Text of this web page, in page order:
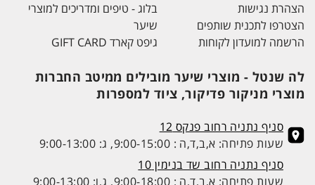
הצהרת נגישות
הצטרפו לתכנית שותפים
הרשמה למועדון לקוחות
בלוג - טיפים ומדריכים למוצרי
שיער
גיפט קארד GIFT CARD
לה שנטל - מוצרי שיער מובילים ממיטב החברות
מוצרי מניקור פדיקור, ציוד למספרות
סניף נתניה רחוב פנקס 12
שעות פתיחה: א,ב,ד,ה : 9:00-15:00, ג: 9:00-13:00
סניף נתניה רחוב שד בנימין 10
שעות פתיחה: א,ב,ד,ה : 9:00-18:00, ג,ו: 9:00-13:00